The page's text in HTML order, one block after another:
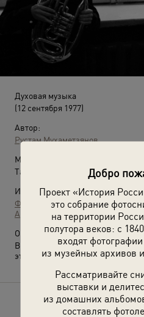
Добро
Проект «История
это собрание
на территории
полутора веков: с
входят
из музейных архивов
Рассматривайте
выставки и
из домашних
составлять
Духовая музыка
(12 сентября 1977)
Автор:
Рустам Мухаметзянов
Место съемки:
Татарская АССР, г. Казань
Источники:
Фотографии пользователей
Архив Рустама Сулеймановича
О фотографии:
Выставка
«10 лучших
этим снимком.
Расскажите